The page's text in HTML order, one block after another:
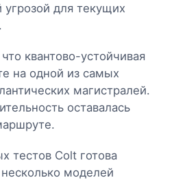
для текущих
квантово-устойчивая
на одной из самых
магистралей.
оставалась
тестов Colt готова
моделей